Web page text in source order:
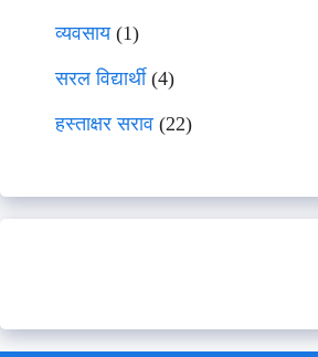
व्यवसाय(1)
सरल विद्यार्थी(4)
हस्ताक्षर सराव (22)